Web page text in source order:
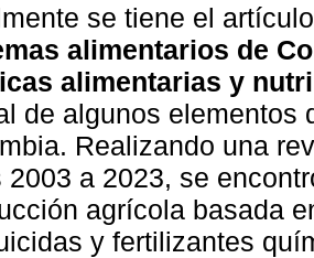
se tiene el
alimentarios de
alimentarias y
de algunos elementos
Realizando una
2003 a 2023, se
agrícola basada
y fertilizantes